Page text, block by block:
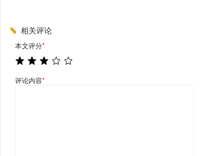
相关评论
本文评分*
评论内容*